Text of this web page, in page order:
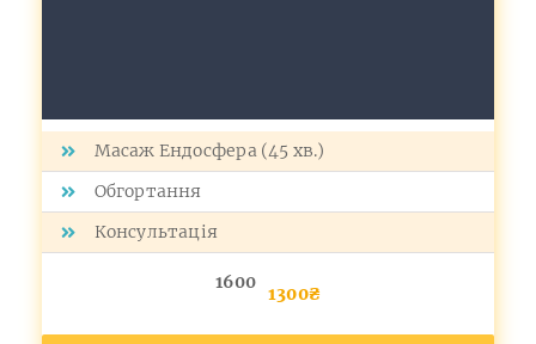
Масаж Ендосфера (45 хв.)
Обгортання
Консультація
1600
1300₴